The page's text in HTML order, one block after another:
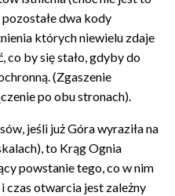
dwa kody
których niewielu zdaje
co by się stało, gdyby do
(Zgaszenie
po obu stronach).
jeśli już Góra wyraziła na
to Krąg Ognia
powstanie tego, co w nim
czas otwarcia jest zależny